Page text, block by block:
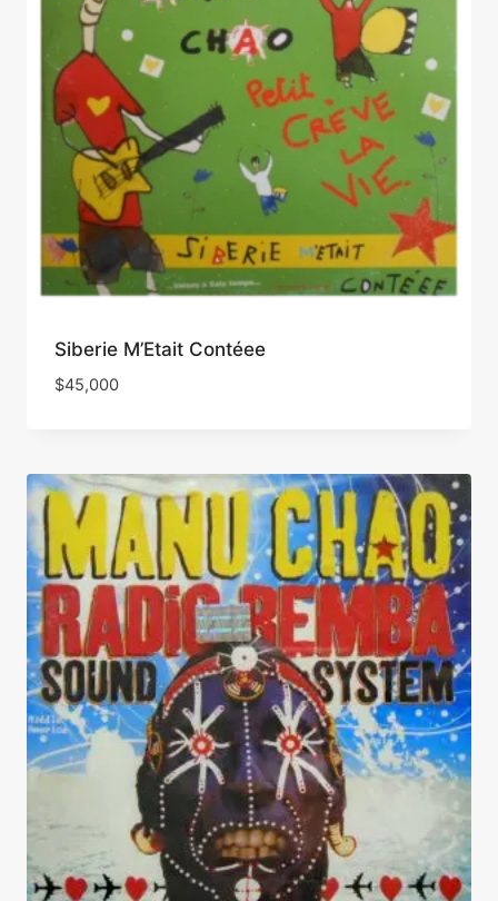
Siberie M’Etait Contéee
$45,000